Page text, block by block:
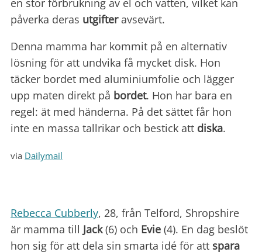
en stor förbrukning av el och vatten, vilket kan
påverka deras utgifteravsevärt.
Denna mamma har kommit på en alternativ
lösning för att undvika få mycket disk. Hon
täcker bordet med aluminiumfolie och lägger
upp maten direkt på bordet. Hon har bara en
regel: ät med händerna. På det sättet får hon
inte en massa tallrikar och bestick att diska.
via Dailymail
Rebecca Cubberly, 28, från Telford, Shropshire
är mamma till Jack(6) och Evie (4). En dag beslöt
hon sig för att dela sin smarta idé för att spara